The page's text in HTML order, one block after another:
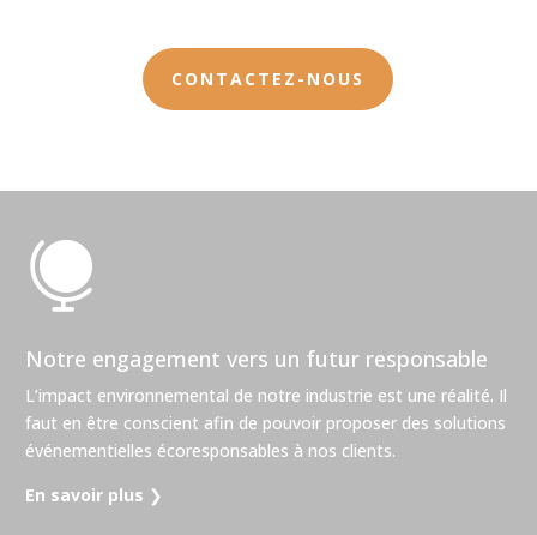
CONTACTEZ-NOUS

Notre engagement vers un futur responsable
L’impact environnemental de notre industrie est une réalité. Il
faut en être conscient afin de pouvoir proposer des solutions
événementielles écoresponsables à nos clients.
En savoir plus ❯